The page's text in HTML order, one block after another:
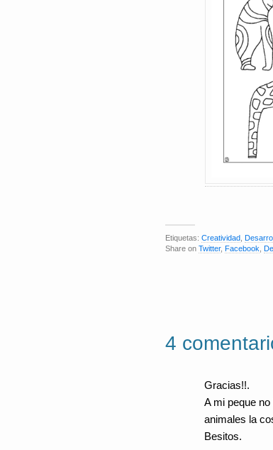
Etiquetas: Creatividad
Share on Twitter, Facebook
4
Gracias!!.
A mi peque
animales la
Besitos.